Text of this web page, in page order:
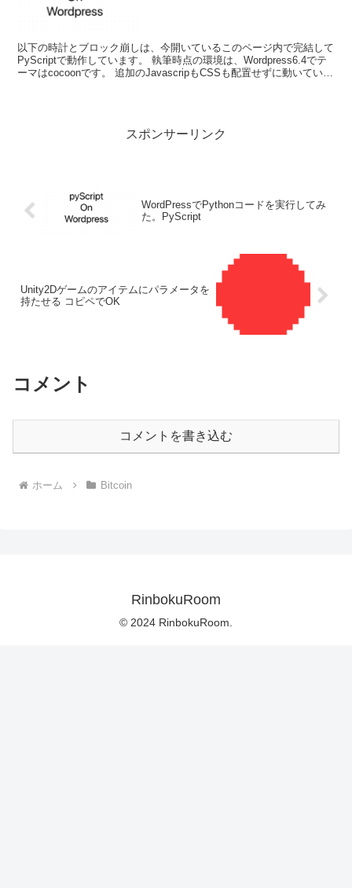
以下の時計とブロック崩しは、今開いているこのページ内で完結して
PyScriptで動作しています。 執筆時点の環境は、Wordpress6.4でテ
ーマはcocoonです。 追加のJavascripもCSSも配置せずに動いていま
スポンサーリンク
WordPressでPythonコードを実行してみ
た。PyScript
Unity2Dゲームのアイテムにパラメータを
持たせる コピペでOK
コメント
コメントを書き込む
ホーム Bitcoin
RinbokuRoom
© 2024 RinbokuRoom.